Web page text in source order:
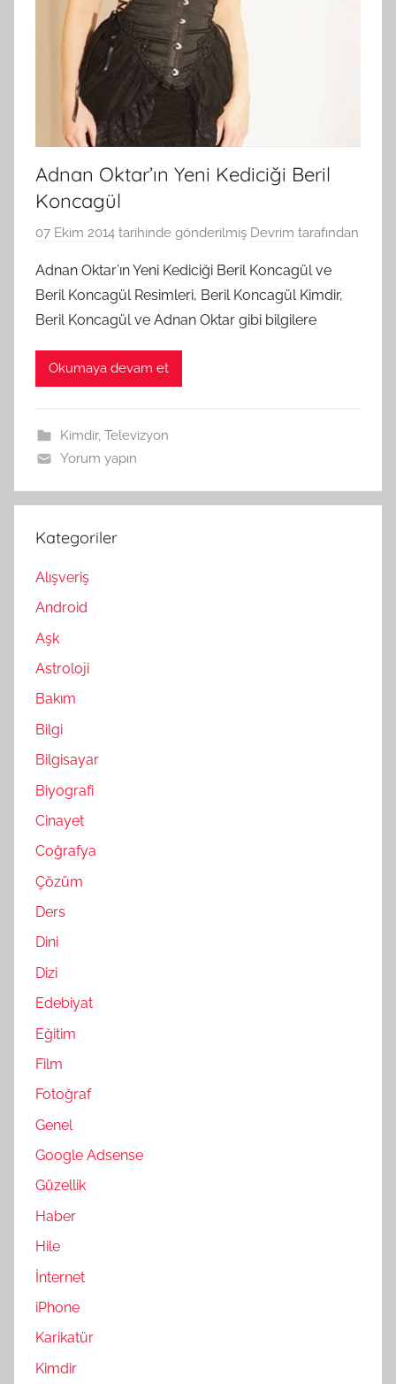
Adnan Oktar’ın Yeni Kediciği Beril
Koncagül
07 Ekim 2014 tarihinde gönderilmiş Devrim tarafından
Adnan Oktar’ın Yeni Kediciği Beril Koncagül ve
Beril Koncagül Resimleri, Beril Koncagül Kimdir,
Beril Koncagül ve Adnan Oktar gibi bilgilere
Okumaya devam et
Kimdir, Televizyon
Yorum yapın
Kategoriler
Alışveriş
Android
Aşk
Astroloji
Bakım
Bilgi
Bilgisayar
Biyografi
Cinayet
Coğrafya
Çözüm
Ders
Dini
Dizi
Edebiyat
Eğitim
Film
Fotoğraf
Genel
Google Adsense
Güzellik
Haber
Hile
İnternet
iPhone
Karikatür
Kimdir